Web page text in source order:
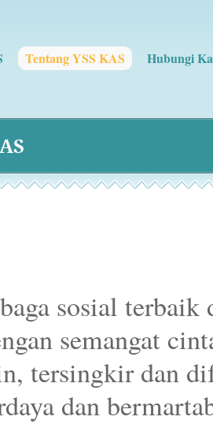
Tentang YSS KAS Hubungi
sosial terbaik
semangat
tersingkir dan
dan